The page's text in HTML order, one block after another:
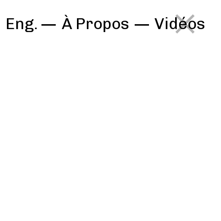
Eng. À Propos — Vidéos